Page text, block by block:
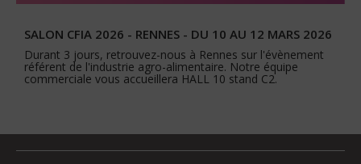
SALON CFIA 2026 - RENNES - DU 10 AU 12 MARS 2026
Durant 3 jours, retrouvez-nous à Rennes sur l'évènement
référent de l'industrie agro-alimentaire. Notre équipe
commerciale vous accueillera HALL 10 stand C2.